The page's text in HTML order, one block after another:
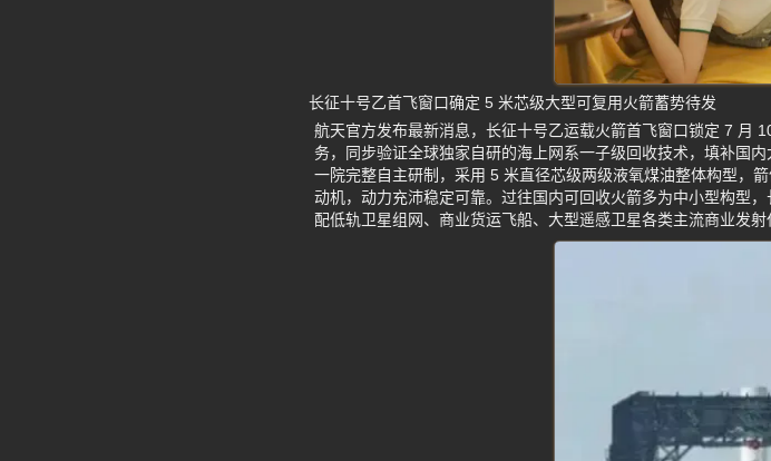
长征十号乙首飞窗口确定 5 米芯级大型可复用火箭蓄势待发
航天官方发布最新消息，长征十号乙运载火箭首飞窗口锁定 7 月
务，同步验证全球独家自研的海上网系一子级回收技术，填补国
一院完整自主研制，采用 5 米直径芯级两级液氧煤油整体构型，
动机，动力充沛稳定可靠。过往国内可回收火箭多为中小型构型
配低轨卫星组网、商业货运飞船、大型遥感卫星各类主流商业发射